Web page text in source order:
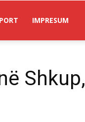
IMPRESUM
Shkup,